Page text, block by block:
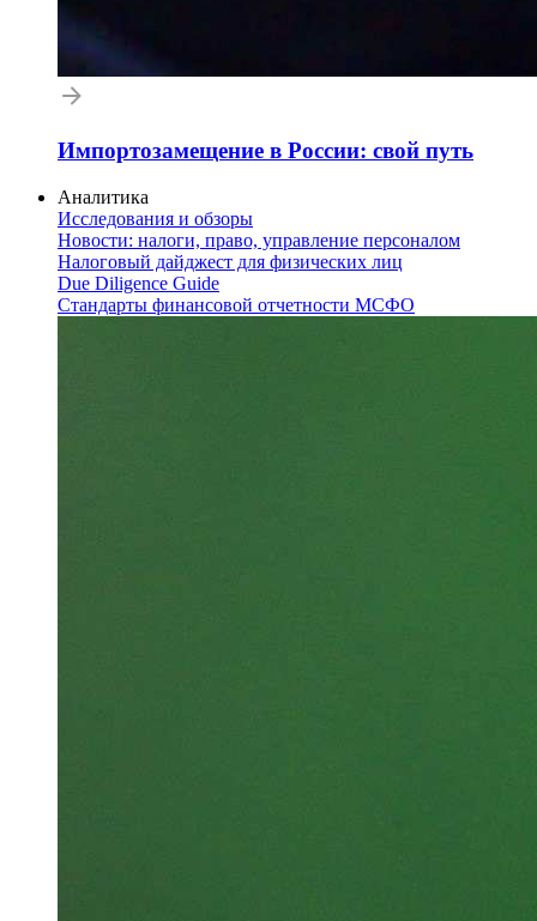
Импортозамещение в России: свой путь
Аналитика
Исследования и обзоры
Новости: налоги, право, управление персоналом
Налоговый дайджест для физических лиц
Due Diligence Guide
Стандарты финансовой отчетности МСФО